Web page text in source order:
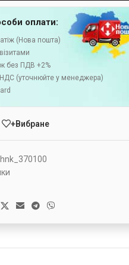
оплати:
(Нова пошта)
без ПДВ +2%
(уточнюйте у менеджера)
+Вибране